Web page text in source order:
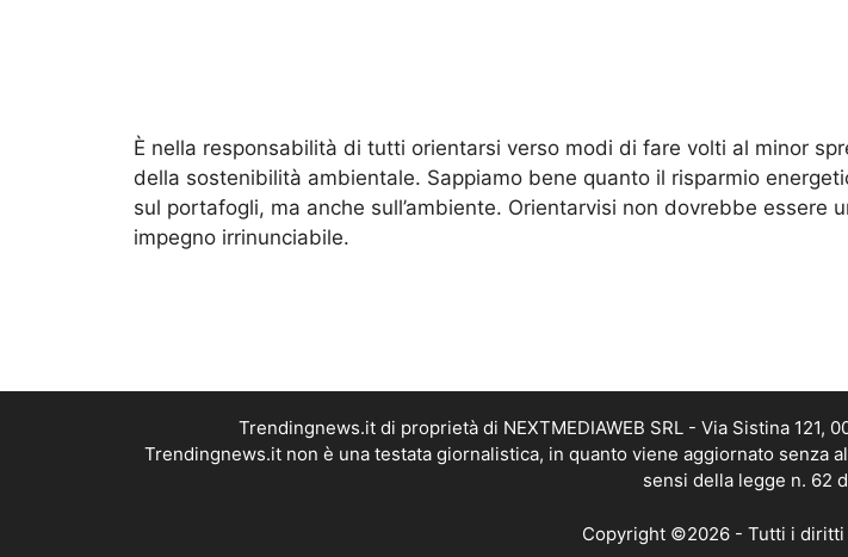
È nella responsabilità di tutti orientarsi verso modi di fare volti al minor
della sostenibilità ambientale. Sappiamo bene quanto il risparmio
sul portafogli, ma anche sull’ambiente. Orientarvisi non dovrebbe essere
impegno irrinunciabile.
Trendingnews.it di proprietà di NEXTMEDIAWEB SRL - Via Sistina 121,
Trendingnews.it non è una testata giornalistica, in quanto viene aggiornato
sensi della legge n. 62
Copyright ©2026 - Tutti i